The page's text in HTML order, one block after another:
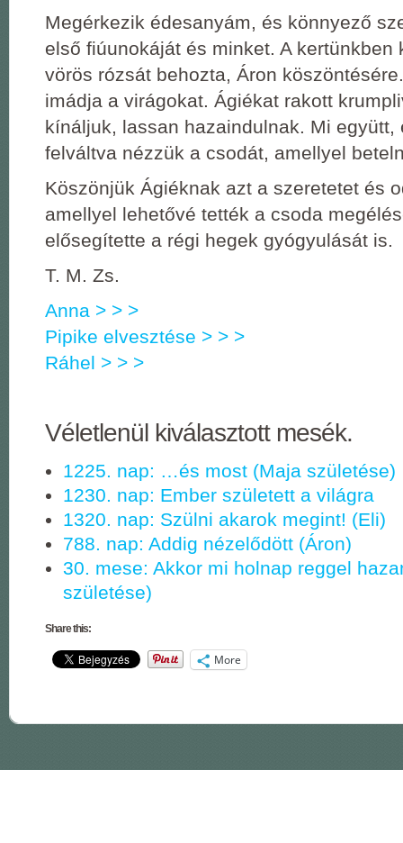
Megérkezik édesanyám, és könnyező
első fiúunokáját és minket. A kertünkben
vörös rózsát behozta, Áron
imádja a virágokat. Ágiékat rakott
kínáljuk, lassan hazaindulnak. Mi együtt,
felváltva nézzük a csodát, amellyel
Köszönjük Ágiéknak azt a szeretetet és
amellyel lehetővé tették a csoda
elősegítette a régi hegek gyógyulását is.
T. M. Zs.
Anna > > >
Pipike elvesztése > > >
Ráhel > > >
Véletlenül kiválasztott mesék.
1225. nap: …és most (Maja születése)
1230. nap: Ember született a világra
1320. nap: Szülni akarok megint! (Eli)
788. nap: Addig nézelődött (Áron)
30. mese: Akkor mi holnap reggel
születése)
Share this:
More